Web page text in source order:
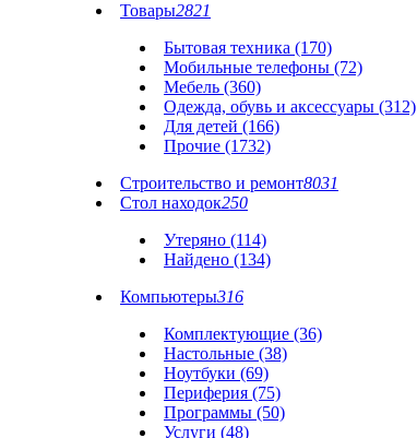
Товары2821
Бытовая техника (170)
Мобильные телефоны (72)
Мебель (360)
Одежда, обувь и аксессуары (312)
Для детей (166)
Прочие (1732)
Строительство и ремонт8031
Стол находок250
Утеряно (114)
Найдено (134)
Компьютеры316
Комплектующие (36)
Настольные (38)
Ноутбуки (69)
Периферия (75)
Программы (50)
Услуги (48)